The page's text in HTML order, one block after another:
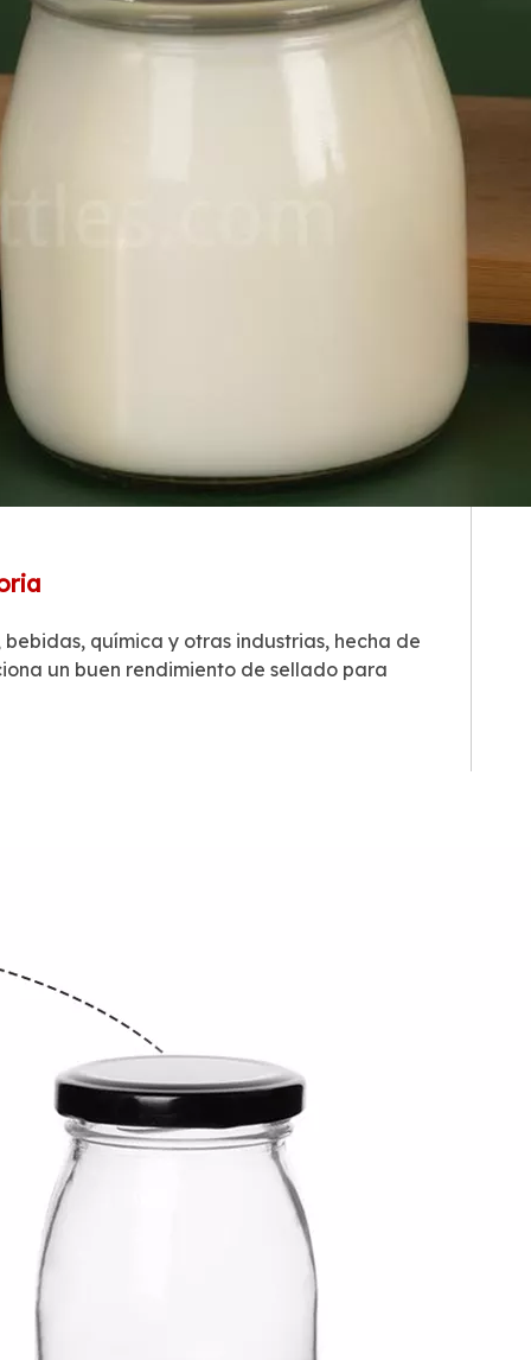
química y otras industrias, hecha de
un buen rendimiento de sellado para